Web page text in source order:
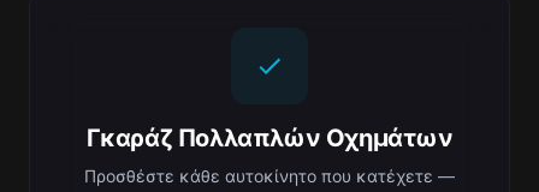
Γκαράζ Πολλαπλών Οχημάτων
Προσθέστε κάθε αυτοκίνητο που κατέχετε —